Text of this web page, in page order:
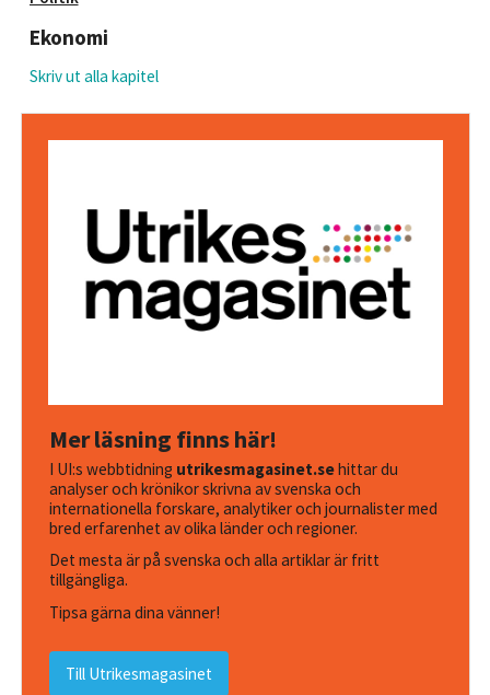
Ekonomi
Skriv ut alla kapitel
Mer läsning finns här!
I UI:s webbtidning utrikesmagasinet.sehittar du
analyser och krönikor skrivna av svenska och
internationella forskare, analytiker och journalister med
bred erfarenhet av olika länder och regioner.
Det mesta är på svenska och alla artiklar är fritt
tillgängliga.
Tipsa gärna dina vänner!
Till Utrikesmagasinet